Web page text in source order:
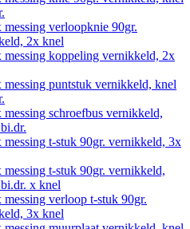
verloopknie 90gr.
2x knel
koppeling vernikkeld, 2x
puntstuk vernikkeld, knel
schroefbus vernikkeld,
t-stuk 90gr. vernikkeld, 3x
t-stuk 90gr. vernikkeld,
x knel
verloop t-stuk 90gr.
3x knel